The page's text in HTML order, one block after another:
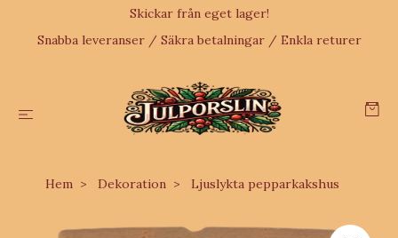
Skickar från eget lager!
Snabba leveranser / Säkra betalningar / Enkla returer
Hem Dekoration Ljuslykta pepparkakshus